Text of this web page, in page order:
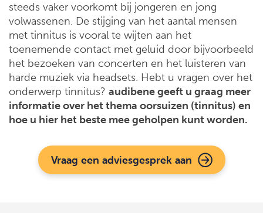
steeds vaker voorkomt bij jongeren en jong
volwassenen. De stijging van het aantal mensen
met tinnitus is vooral te wijten aan het
toenemende contact met geluid door bijvoorbeeld
het bezoeken van concerten en het luisteren van
harde muziek via headsets. Hebt u vragen over het
onderwerp tinnitus? audibene geeft u graag meer
informatie over het thema oorsuizen (tinnitus) en
hoe u hier het beste mee geholpen kunt worden.
Vraag een adviesgesprek aan